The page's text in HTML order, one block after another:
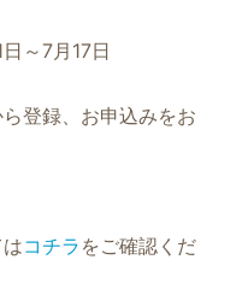
～7月17日
登録、お申込みをお
コチラ をご確認くだ